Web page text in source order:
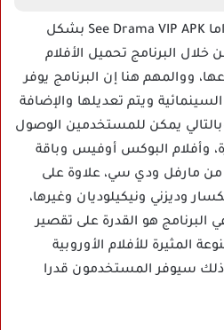
يمكن تحميل تطبيق سي دراما See Drama VIP APK بشكل
البرنامج تحميل الأفلام
ووالمهم هنا إن البرنامج يوفر
ويتم تعديلها والإضافة
يمكن للمستخدمين الوصول
وأفلام البوكس أوفيس وباقة
من مارفل ودي سي، علاوة على
وديزني ونيكيلوديان وغيرها،
البرنامج هو القدرة على تقصير
المثيرة للأفلام الأوروبية
ذلك سيوفر المستخدمون قدرا